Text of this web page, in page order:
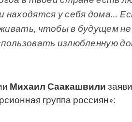
у себя дома…
чтобы в будущем
излюбленную
Михаил Саакашвили
группа россиян»: